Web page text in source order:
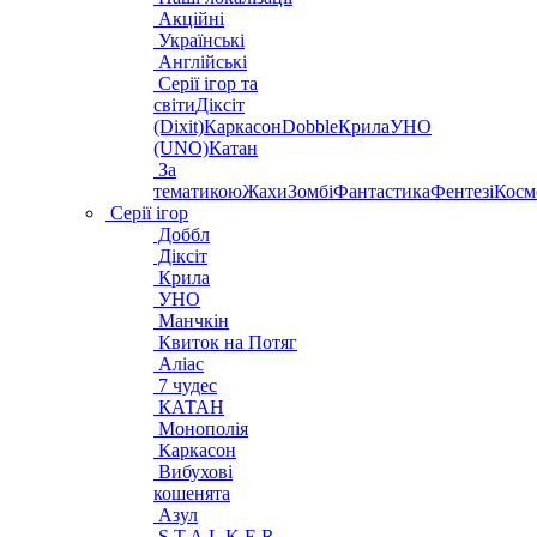
Акційні
Українські
Англійські
Серії ігор та
світиДіксіт
(Dixit)КаркасонDobbleКрилаУНО
(UNO)Катан
За
тематикоюЖахиЗомбіФантастикаФентезі
Серії ігор
Доббл
Діксіт
Крила
УНО
Манчкін
Квиток на Потяг
Аліас
7 чудес
КАТАН
Монополія
Каркасон
Вибухові
кошенята
Азул